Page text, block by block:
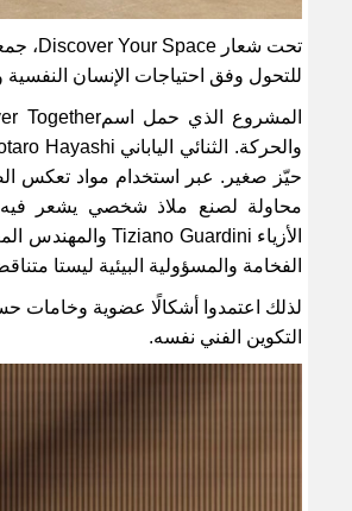
تحت شعار Discover Your Space
،
للتحول وفق احتياجات الإنسان النفسية
المشروع الذي حمل اسمTogether
والحركة. الثنائي الياباني
حيّز صغير. عبر استخدام مواد تعكس
محاولة لصنع ملاذ شخصي يشعر فيه
الأزياء
والمهندس
الفخامة والمسؤولية البيئية ليستا
لذلك اعتمدوا أشكالًا عضوية وخامات
التكوين الفني نفسه.